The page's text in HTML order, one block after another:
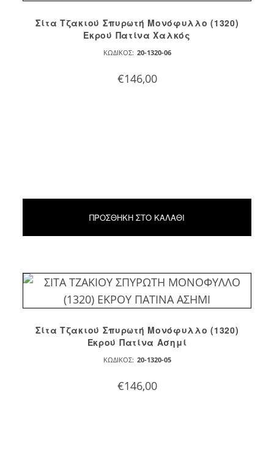
Σίτα Τζακιού Σπυρωτή Μονόφυλλο (1320)
Εκρού Πατίνα Χαλκός
ΚΩΔΙΚΌΣ: 20-1320-06
€146,00
ΠΡΟΣΘΉΚΗ ΣΤΟ ΚΑΛΆΘΙ
Σίτα Τζακιού Σπυρωτή Μονόφυλλο (1320)
Εκρού Πατίνα Ασημί
ΚΩΔΙΚΌΣ: 20-1320-05
€146,00